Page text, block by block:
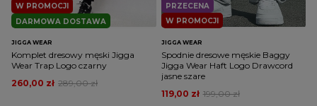
W PROMOCJI
DARMOWA DOSTAWA
JIGGA WEAR
Komplet dresowy męski Jigga
Wear Trap Logo czarny
289,00 zł
260,00 zł
W PROMOCJI
PRZECENA
JIGGA WEAR
Spodnie dresowe męskie Baggy
Jigga Wear Haft Logo Drawcord
jasne szare
199,00 zł
119,00 zł